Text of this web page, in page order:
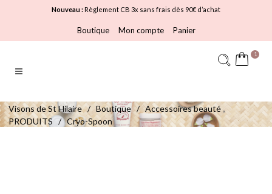
Nouveau :Règlement CB 3x sans frais dès 90€ d’achat
Boutique Mon compte Panier
1
Visons de St Hilaire / Boutique / Accessoires beauté ,
PRODUITS / Cryo-Spoon